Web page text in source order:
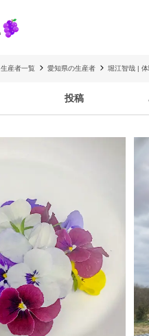
生産者一覧 愛知県の生産者 堀江智哉 |
投稿